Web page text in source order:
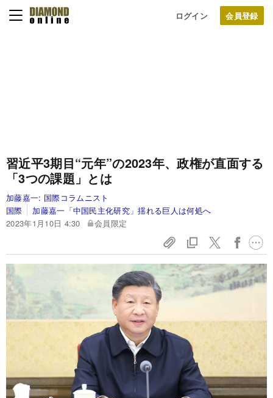
ログイン
習近平3期目“元年”の2023年、政権が直面する
「3つの課題」とは
加藤嘉一: 国際コラムニスト
国際
加藤嘉一「中国民主化研究」揺れる巨人は何処へ
2023年1月10日 4:30
会員限定